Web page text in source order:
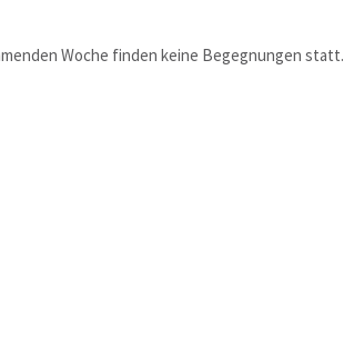
Woche finden keine Begegnungen statt.